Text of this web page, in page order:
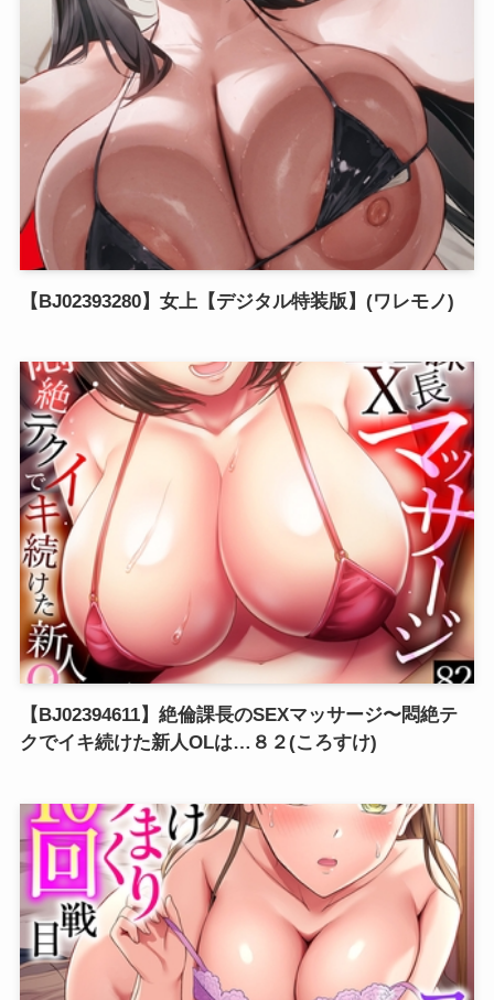
【BJ02393280】女上【デジタル特装版】(ワレモノ)
【BJ02394611】絶倫課長のSEXマッサージ〜悶絶テ
クでイキ続けた新人OLは…８２(ころすけ)